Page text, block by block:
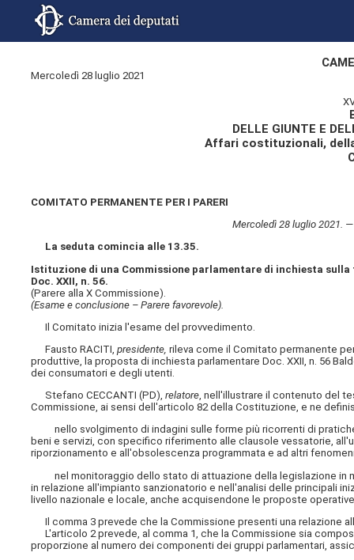
Mercoledì 28 luglio 2021
DELLE GIUNTE E
Affari costituzionali,
COMITATO PERMANENTE PER I PARERI
Mercoledì 28 luglio 2021.
La seduta comincia alle 13.35.
Istituzione di una Commissione parlamentare di inchiesta
Doc. XXII, n. 56.
(Parere alla X Commissione).
(Esame e conclusione – Parere favorevole).
Il Comitato inizia l'esame del provvedimento.
Fausto RACITI,presidente, rileva come il Comitato permanente
produttive, la proposta di inchiesta parlamentare Doc. XXII, n. 56
dei consumatori e degli utenti.
Stefano CECCANTI (PD),relatore, nell'illustrare il contenuto del
Commissione, ai sensi dell'articolo 82 della Costituzione, e ne
nello svolgimento di indagini sulle forme più ricorrenti di
beni e servizi, con specifico riferimento alle clausole vessatorie,
riporzionamento e all'obsolescenza programmata e ad altri
nel monitoraggio dello stato di attuazione della legislazione in
in relazione all'impianto sanzionatorio e nell'analisi delle principali
livello nazionale e locale, anche acquisendone le proposte
Il comma 3 prevede che la Commissione presenti una relazione
L'articolo 2 prevede, al comma 1, che la Commissione sia
proporzione al numero dei componenti dei gruppi parlamentari,